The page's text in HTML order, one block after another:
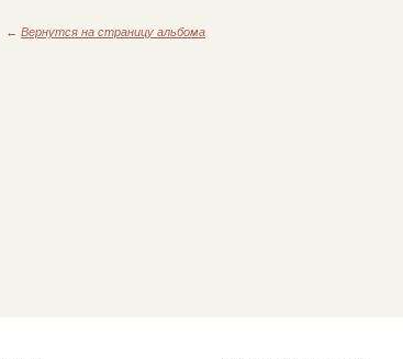
← Вернутся на страницу альбома